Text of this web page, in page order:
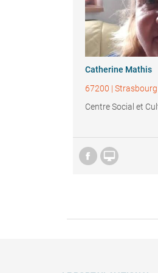
Catherine Mathis
67200 | Strasbourg
Centre Social et
